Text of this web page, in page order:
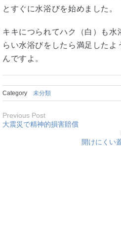
とすぐに水浴びを始めました。
キキにつられてハク（白）も
らい水浴びをしたら満足した
んですよ。
Category 未分類
Previous Post
大震災で精神的損害賠償
開けにくい